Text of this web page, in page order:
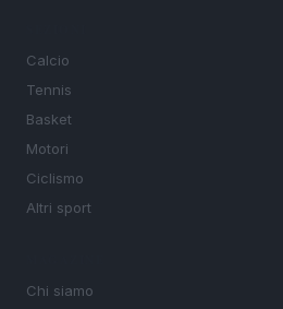
Calcio
Tennis
Basket
Motori
Ciclismo
Altri sport
Chi siamo